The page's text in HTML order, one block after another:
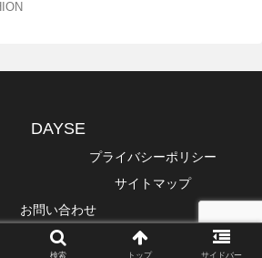
DAYSE
プライバシーポリシー
サイトマップ
お問い合わせ
2026 DAYSE All Rights Reserved.
検索 トップ サイドバー